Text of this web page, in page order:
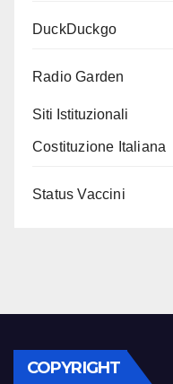
DuckDuckgo
Radio Garden
Siti Istituzionali
Costituzione Italiana
Status Vaccini
COPYRIGHT